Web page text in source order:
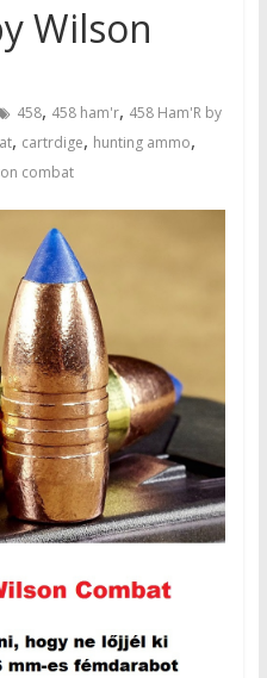
Wilson
458, 458 ham'r, 458 Ham'R by
, cartrdige, hunting ammo,
combat